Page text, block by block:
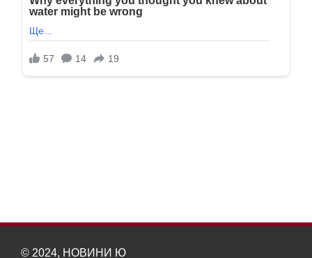
© 2024, НОВИНИ Ю